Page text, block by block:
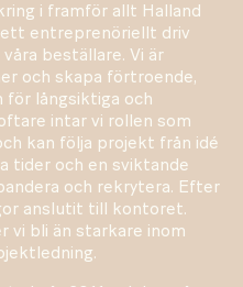
i framför allt Halland
ett entreprenöriellt driv
beställare. Vi är
och skapa förtroende,
för långsiktiga och
intar vi rollen som
kan följa projekt från idé
tider och en sviktande
och rekrytera. Efter
anslutit till kontoret.
vi bli än starkare inom